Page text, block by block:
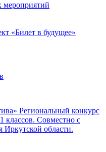
«Билет в будущее»
Региональный конкурс
классов. Совместно с
Иркутской области.